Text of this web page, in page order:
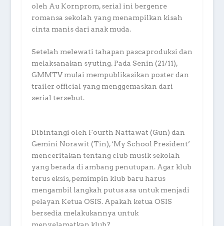
oleh Au Kornprom, serial ini bergenre
romansa sekolah yang menampilkan kisah
cinta manis dari anak muda.
Setelah melewati tahapan pascaproduksi dan
melaksanakan syuting. Pada Senin (21/11),
GMMTV mulai mempublikasikan poster dan
trailer official yang menggemaskan dari
serial tersebut.
Dibintangi oleh Fourth Nattawat (Gun) dan
Gemini Norawit (Tin), ‘My School President’
menceritakan tentang club musik sekolah
yang berada di ambang penutupan. Agar klub
terus eksis, pemimpin klub baru harus
mengambil langkah putus asa untuk menjadi
pelayan Ketua OSIS. Apakah ketua OSIS
bersedia melakukannya untuk
menyelamatkan klub?